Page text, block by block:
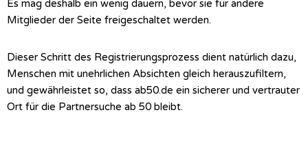
Es mag deshalb ein wenig dauern, bevor sie für andere
Mitglieder der Seite freigeschaltet werden.
Dieser Schritt des Registrierungsprozess dient natürlich dazu,
Menschen mit unehrlichen Absichten gleich herauszufiltern,
und gewährleistet so, dass ab50.de ein sicherer und vertrauter
Ort für die Partnersuche ab 50 bleibt.